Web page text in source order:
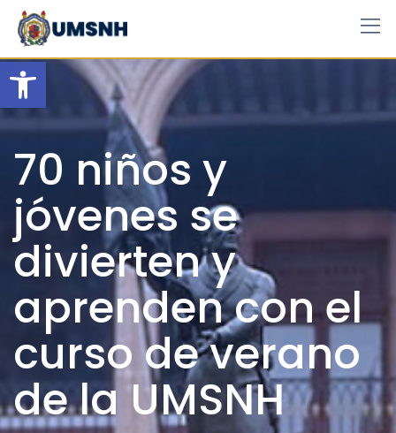
Open toolbar
Skip
content
70 niños y
jóvenes se
divierten y
aprenden con el
curso de verano
de la UMSNH